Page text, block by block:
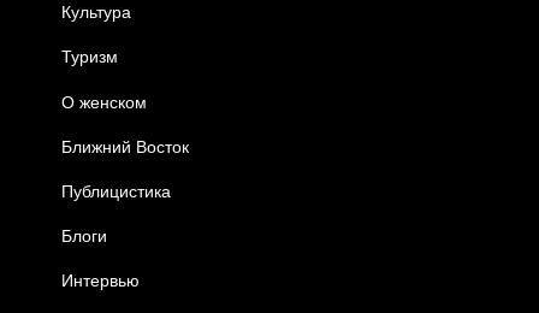
Культура
Туризм
О женском
Ближний Восток
Публицистика
Блоги
Интервью